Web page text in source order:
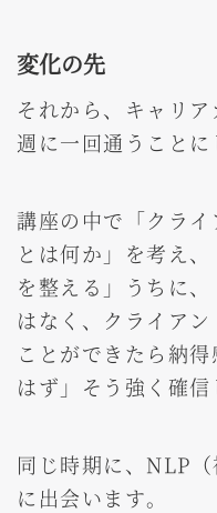
変化の先
それから、キャリ
週に一回通うことに
講座の中で「クラ
とは何か」を考え
を整える」うちに
はなく、クライア
ことができたら納
はず」そう強く確信
同じ時期に、NLP（
に出会います。